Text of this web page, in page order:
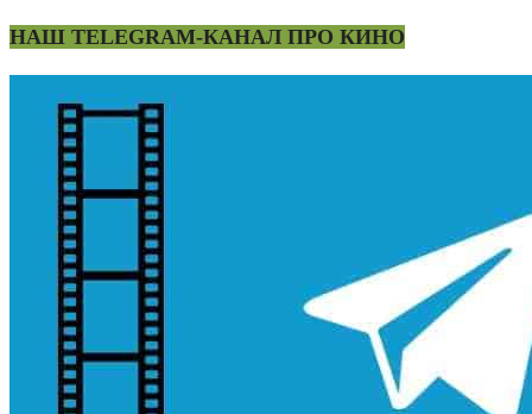
НАШ TELEGRAM-КАНАЛ ПРО КИНО